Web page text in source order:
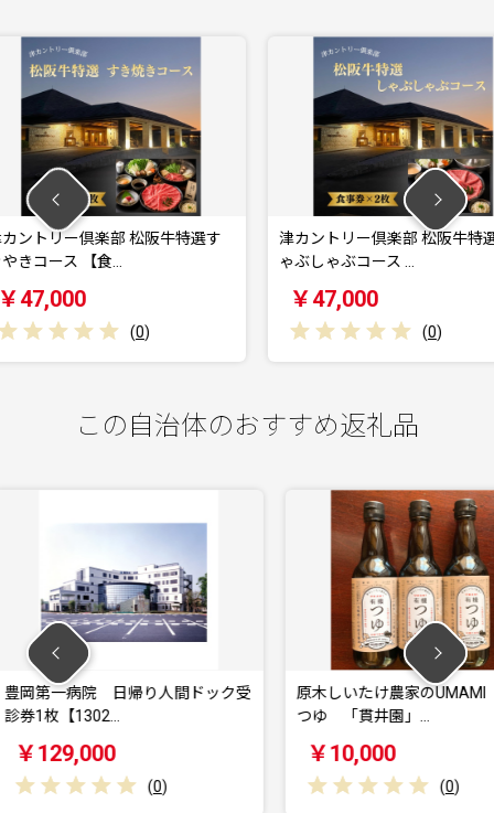
阪牛特選す
0)
津カントリー倶楽部 松阪牛特選し
(0)
津カン
この自治体のおすすめ返礼品
間ドック受
)
原木しいたけ農家のUMAMI 有機
)
豊岡